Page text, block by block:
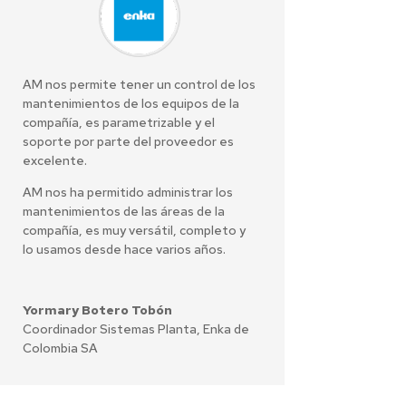
AM nos permite tener un control de los
mantenimientos de los equipos de la
compañía, es parametrizable y el
soporte por parte del proveedor es
excelente.
AM nos ha permitido administrar los
mantenimientos de las áreas de la
compañía, es muy versátil, completo y
lo usamos desde hace varios años.
Yormary Botero Tobón
Coordinador Sistemas Planta, Enka de
Colombia SA